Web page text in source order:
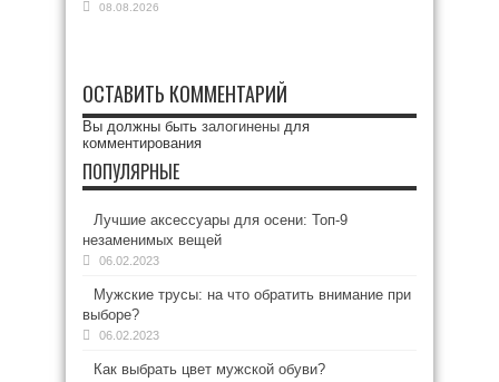
08.08.2026
ОСТАВИТЬ КОММЕНТАРИЙ
Вы должны быть залогинены для
комментирования
ПОПУЛЯРНЫЕ
Лучшие аксессуары для осени: Топ-9
незаменимых вещей
06.02.2023
Мужские трусы: на что обратить внимание при
выборе?
06.02.2023
Как выбрать цвет мужской обуви?